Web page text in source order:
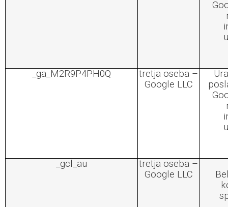
_ga_M2R9P4PH0Q
tretja oseba –
Google LLC
_gcl_au
tretja oseba –
Google LLC